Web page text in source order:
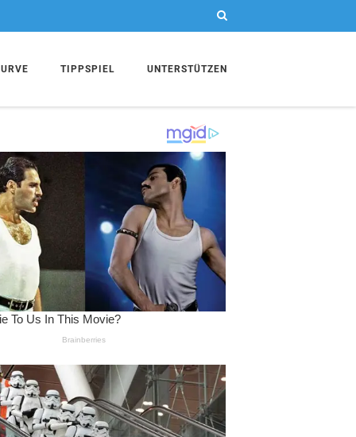
TIPPSPIEL UNTERSTÜTZEN